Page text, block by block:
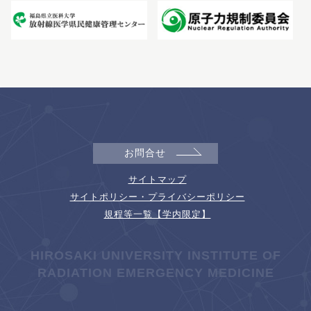
お問合せ
サイトマップ
サイトポリシー・プライバシーポリシー
規程等一覧【学内限定】
HIROSAKI UNIVERSITY INSTITUTE OF
RADIATION EMERGENCY MEDICINE